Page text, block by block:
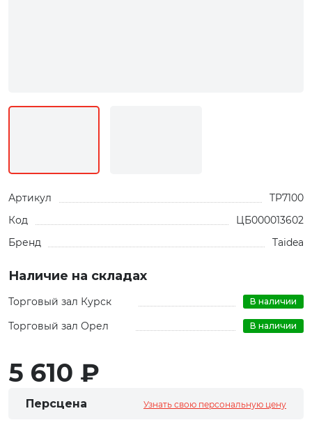
Артикул
TP7100
Код
ЦБ000013602
Бренд
Taidea
Наличие на складах
Торговый зал Курск В наличии
Торговый зал Орел В наличии
5 610 ₽
Персцена Узнать свою персональную цену